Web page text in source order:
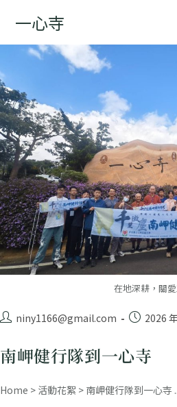
一心寺
在地深耕，關
niny1166@gmail.com 2026
南岬健行隊到一心寺
Home > 活動花絮 > 南岬健行隊到一心寺